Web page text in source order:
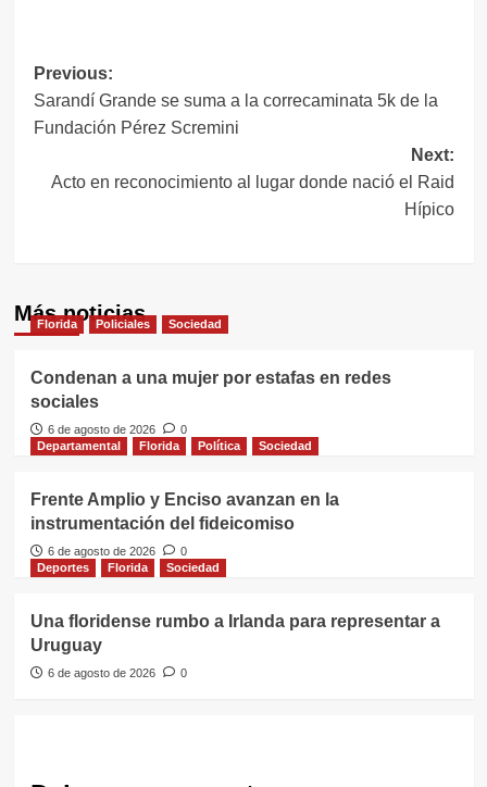
Navegación
de
Previous:
Sarandí Grande se suma a la correcaminata 5k de la
Fundación Pérez Scremini
Next:
Acto en reconocimiento al lugar donde nació el Raid
Hípico
Más noticias
Florida Policiales Sociedad
Condenan a una mujer por estafas en redes
sociales
6 de agosto de 2026
0
Departamental
Florida Política Sociedad
Frente Amplio y Enciso avanzan en la
instrumentación del fideicomiso
6 de agosto de 2026
0
Deportes
Florida Sociedad
Una floridense rumbo a Irlanda para representar a
Uruguay
6 de agosto de 2026 0